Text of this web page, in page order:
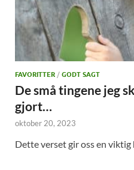
FAVORITTER / GODT SAGT
De små tingene jeg
gjort…
oktober 20, 2023
Dette verset gir oss en